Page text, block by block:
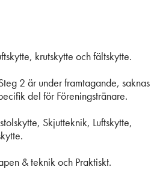
krutskytte och fältskytte.
2 är under framtagande, saknas
del för Föreningstränare.
Skjutteknik, Luftskytte,
& teknik och Praktiskt.